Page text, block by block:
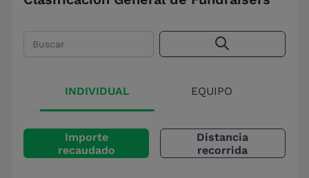
INDIVIDUAL EQUIPO
Importe
recaudado
Distancia
recorrida